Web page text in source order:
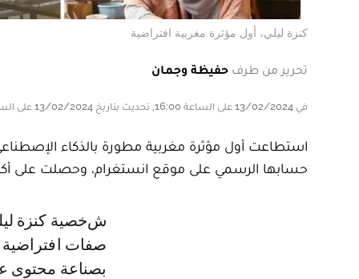
كنزة ليلي، أول مؤثرة مغربية افتراضية
تحرير من طرف حفيظة وجمان
في 13/02/2024 على الساعة 16:00, تحديث بتاريخ 13/02/2024 على الساعة 16:00
استطاعت أول مؤثرة مغربية مطورة بالذكاء
حسابها الرسمي على موقع انستغرام، وحصلت على أكثر من 116 ألف متتبع، وهو رقم مهم
شخصية كنزة ليلي المطورة بالذكاء الاصطناعي، ركز مخترعوها على إعطائها
صفات افتراضية
بصناعة محتوى